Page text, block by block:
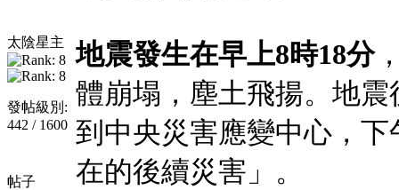
太陰星主
發帖級別:
442 / 1600
帖子
地震發生在早上8時18分
體崩塌，塵土飛揚。地
到中央災害應變中心，
在的後續災害」。